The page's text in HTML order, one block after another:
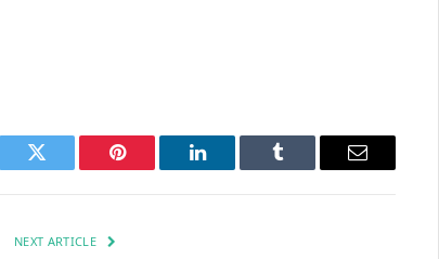
Twitter Pinterest LinkedIn Tumblr Email
NEXT ARTICLE